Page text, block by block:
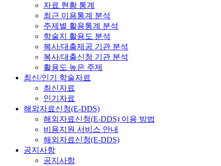
자료 현황 통계
최근 이용통계 분석
주제별 활용통계 분석
학술지 활용도 분석
복사/대출제공 기관 분석
복사/대출신청 기관 분석
활용도 높은 주제
최신/인기 학술자료
최신자료
인기자료
해외자료신청(E-DDS)
해외자료신청(E-DDS) 이용 방법
비용지원 서비스 안내
해외자료신청(E-DDS)
공지사항
공지사항